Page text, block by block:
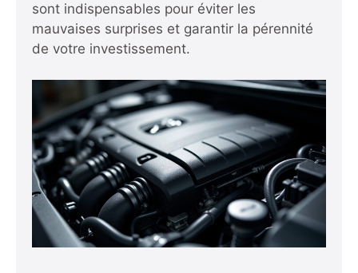
sont indispensables pour éviter les
mauvaises surprises et garantir la pérennité
de votre investissement.